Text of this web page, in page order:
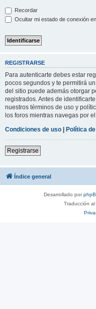
Recordar
Ocultar mi estado de conexión
REGISTRARSE
Para autenticarte debes estar
pocos segundos y te permitirá
del sitio puede además otorgar
registrados. Antes de
nuestros términos de uso y
los foros mientras navegas por el
Condiciones de uso | Política
Registrarse
Índice general
Desarrollado por
Traducción